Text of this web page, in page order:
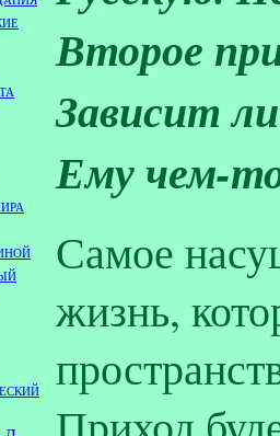
Второе
Зависит
Ему чем-
Самое
жизнь,